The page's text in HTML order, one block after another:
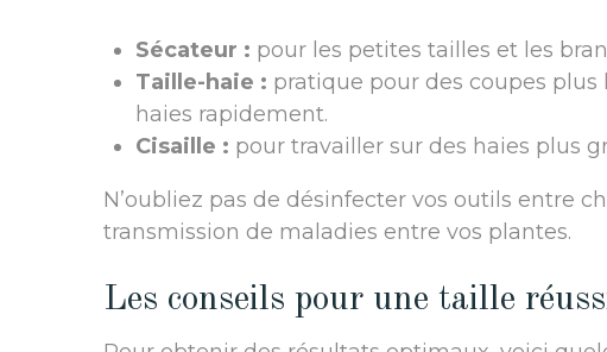
Sécateur : pour les petites tailles et les
Taille-haie : pratique pour des coupes
haies rapidement.
Cisaille : pour travailler sur des haies plus
N’oubliez pas de désinfecter vos outils entre
transmission de maladies entre vos plantes.
Les conseils pour une taille